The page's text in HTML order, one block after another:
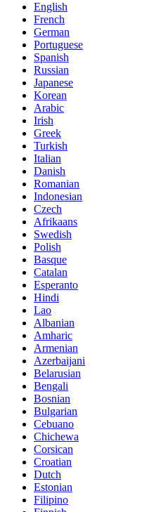
English
French
German
Portuguese
Spanish
Russian
Japanese
Korean
Arabic
Irish
Greek
Turkish
Italian
Danish
Romanian
Indonesian
Czech
Afrikaans
Swedish
Polish
Basque
Catalan
Esperanto
Hindi
Lao
Albanian
Amharic
Armenian
Azerbaijani
Belarusian
Bengali
Bosnian
Bulgarian
Cebuano
Chichewa
Corsican
Croatian
Dutch
Estonian
Filipino